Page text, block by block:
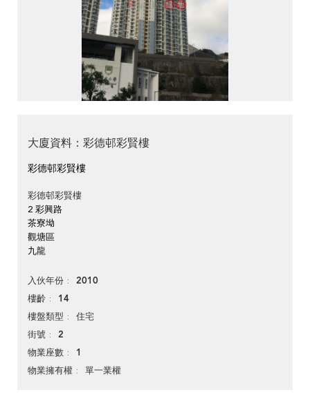
大廈資料：彩德邨彩賢樓
彩德邨彩賢樓
彩德邨彩賢樓
2 彩興路
茶寮坳
觀塘區
九龍
入伙年份 2010
樓齡 14
樓盤類型 住宅
街號 2
物業座數 1
物業擁有權 單一業權